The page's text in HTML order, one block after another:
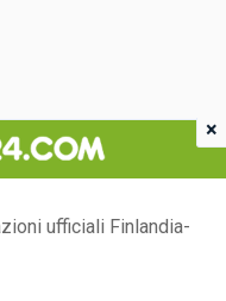
ufficiali Finlandia-
×